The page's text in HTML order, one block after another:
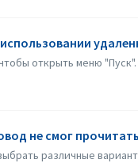
открыть меню
не смог
различные